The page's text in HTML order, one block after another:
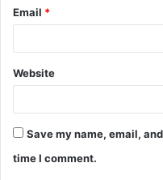
Email *
Website
Save my name, email,
time I comment.